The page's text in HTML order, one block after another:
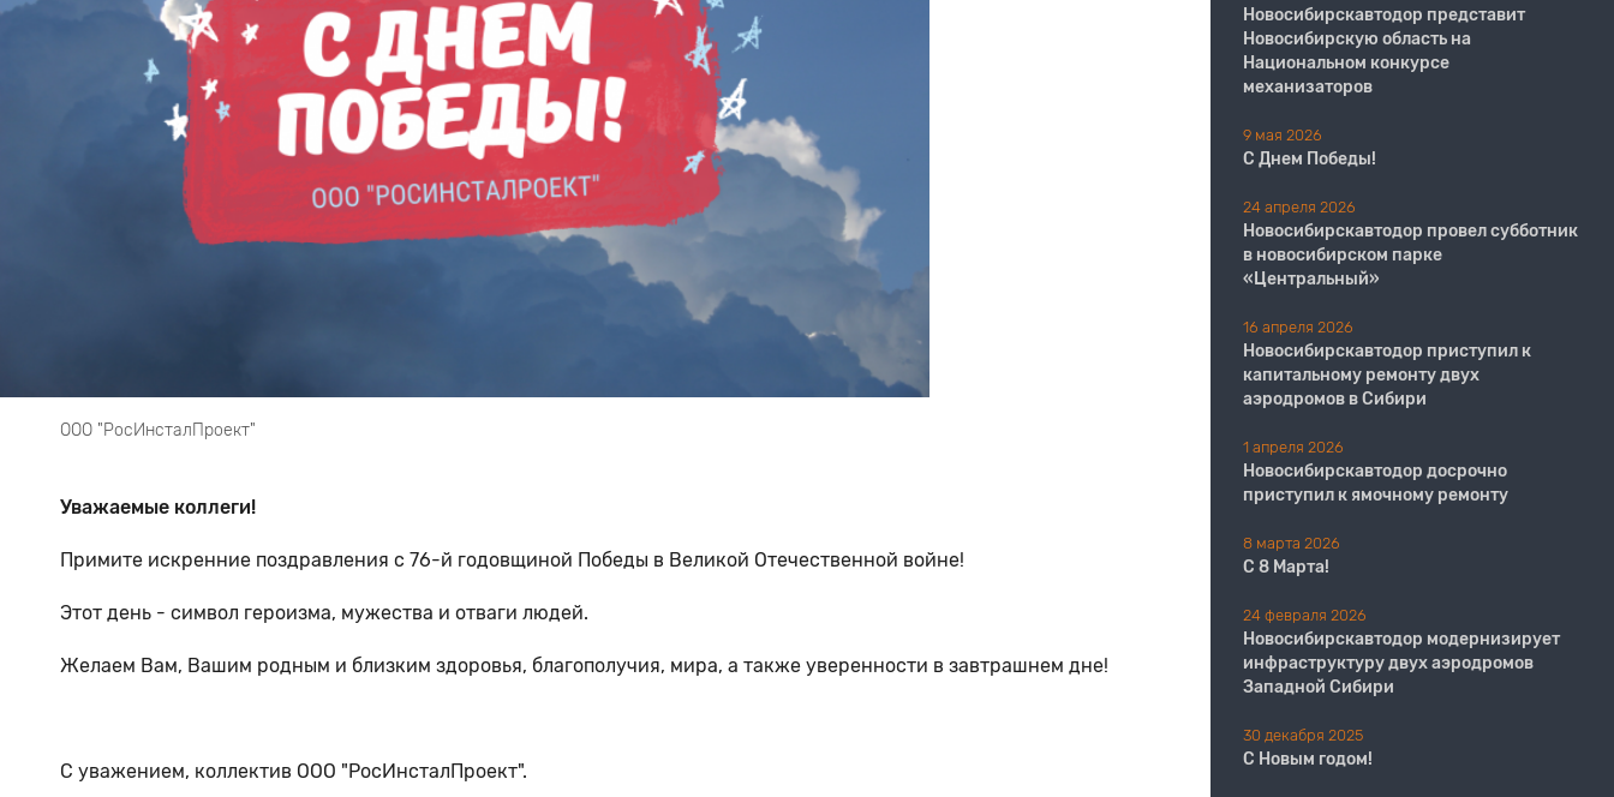
ООО "РосИнсталПроект"
Уважаемые коллеги!
Примите искренние поздравления с 76-й годовщиной Победы в Великой Отечественной войне!
Этот день - символ героизма, мужества и отваги людей.
Желаем Вам, Вашим родным и близким здоровья, благополучия, мира, а также уверенности в завтрашнем дне!
С уважением, коллектив ООО "РосИнсталПроект".
Новосибирскавтодор представит
Новосибирскую область на
Национальном конкурсе
механизаторов
9 мая 2026
С Днем Победы!
24 апреля 2026
Новосибирскавтодор провел субботник
в новосибирском парке
«Центральный»
16 апреля 2026
Новосибирскавтодор приступил к
капитальному ремонту двух
аэродромов в Сибири
1 апреля 2026
Новосибирскавтодор досрочно
приступил к ямочному ремонту
8 марта 2026
С 8 Марта!
24 февраля 2026
Новосибирскавтодор модернизирует
инфраструктуру двух аэродромов
Западной Сибири
30 декабря 2025
С Новым годом!